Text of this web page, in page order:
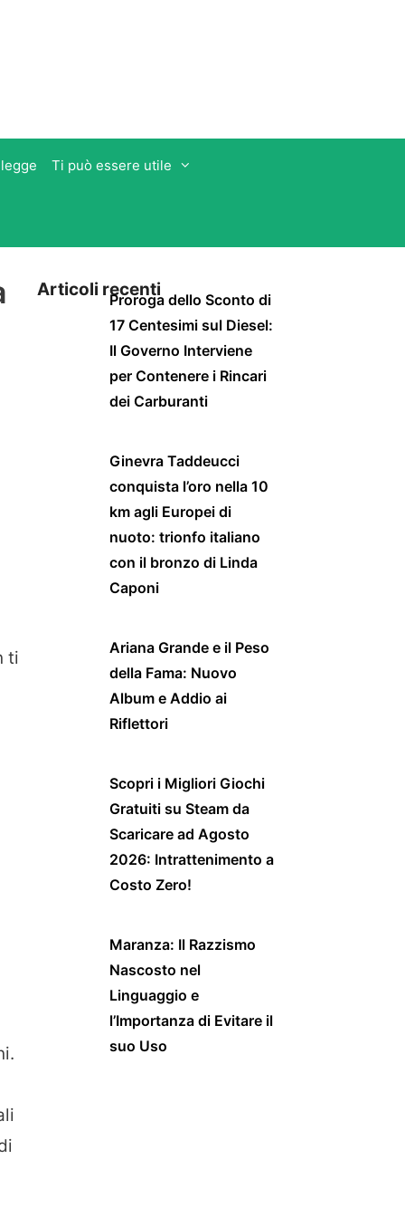
Ti può essere utile
ti
Articoli recentiProroga dello Sconto di
17 Centesimi sul Diesel:
Il Governo Interviene
per Contenere i Rincari
dei Carburanti
Ginevra Taddeucci
conquista l’oro nella 10
km agli Europei di
nuoto: trionfo italiano
con il bronzo di Linda
Caponi
Ariana Grande e il Peso
della Fama: Nuovo
Album e Addio ai
Riflettori
Scopri i Migliori Giochi
Gratuiti su Steam da
Scaricare ad Agosto
2026: Intrattenimento a
Costo Zero!
Maranza: Il Razzismo
Nascosto nel
Linguaggio e
l’Importanza di Evitare il
suo Uso